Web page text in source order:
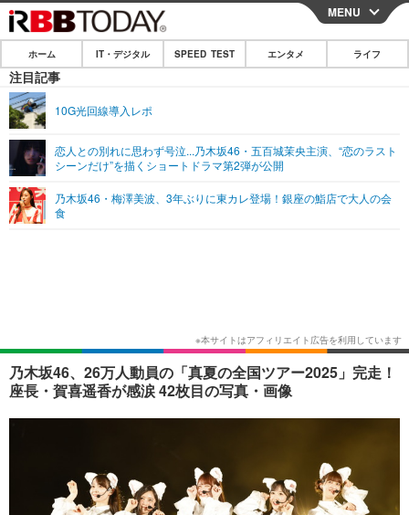
CLOSE
ホーム
IT・デジタル
ネタ ガジェット・ツール
ショッピング その他
SPEED TEST
エンタメ
ショッピング その他
ライフ
MENU
ホーム IT・デジタル SPEED TEST エンタメ ライフ
注目記事
10G光回線導入レポ
恋人との別れに思わず号泣...乃木坂46・五百城茉央主演、“恋のラスト
シーンだけ”を描くショートドラマ第2弾が公開
乃木坂46・梅澤美波、3年ぶりに東カレ登場！銀座の鮨店で大人の会
食
乃木坂46、26万人動員の「真夏の全国ツアー2025」完走！
座長・賀喜遥香が感涙 42枚目の写真・画像